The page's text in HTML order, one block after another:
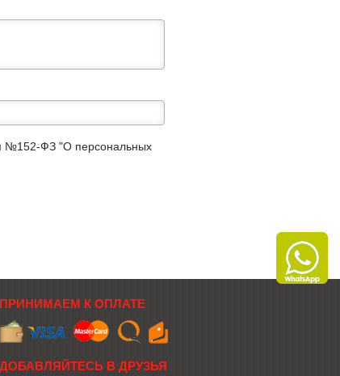
№152-ФЗ "О персональных
ПРИНИМАЕМ К ОПЛАТЕ
ДОБАВЛЯЙТЕСЬ В ДРУЗЬЯ